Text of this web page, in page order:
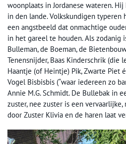
woonplaats in Jordanese wateren.
in den lande. Volkskundigen typeren
een angstbeeld dat onmachtige
in het gareel te houden. Als zodanig
Bulleman, de Boeman, de
Tenensnijder, Baas Kinderschrik (die
Haantje (of Heintje) Pik, Zwarte Piet
Vogel Bisbisbis (“waar iedereen zo
Annie M.G. Schmidt. De Bullebak in
zuster, nee zuster is een
door Zuster Klivia en de haren laat